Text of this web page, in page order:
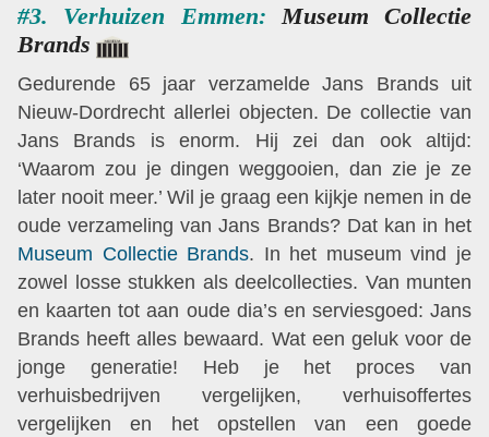
#3. Verhuizen Emmen: Museum Collectie
Brands
Gedurende 65 jaar verzamelde Jans Brands uit
Nieuw-Dordrecht allerlei objecten. De collectie van
Jans Brands is enorm. Hij zei dan ook altijd:
‘Waarom zou je dingen weggooien, dan zie je ze
later nooit meer.’ Wil je graag een kijkje nemen in de
oude verzameling van Jans Brands? Dat kan in het
Museum Collectie Brands. In het museum vind je
zowel losse stukken als deelcollecties. Van munten
en kaarten tot aan oude dia’s en serviesgoed: Jans
Brands heeft alles bewaard. Wat een geluk voor de
jonge generatie! Heb je het proces van
verhuisbedrijven vergelijken, verhuisoffertes
vergelijken en het opstellen van een goede